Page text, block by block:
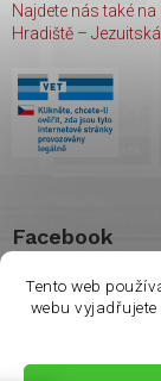
Tento web
webu
Najdete nás také
Hradiště – Jezuitská
Facebook